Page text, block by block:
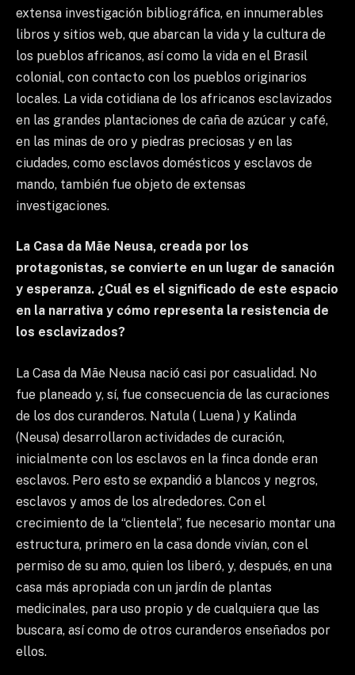
extensa investigación bibliográfica, en innumerables
libros y sitios web, que abarcan la vida y la cultura de
los pueblos africanos, así como la vida en el Brasil
colonial, con contacto con los pueblos originarios
locales. La vida cotidiana de los africanos esclavizados
en las grandes plantaciones de caña de azúcar y café,
en las minas de oro y piedras preciosas y en las
ciudades, como esclavos domésticos y esclavos de
mando, también fue objeto de extensas
investigaciones.
La Casa da Mãe Neusa, creada por los
protagonistas, se convierte en un lugar de sanación
y esperanza. ¿Cuál es el significado de este espacio
en la narrativa y cómo representa la resistencia de
los esclavizados?
La Casa da Mãe Neusa nació casi por casualidad. No
fue planeado y, sí, fue consecuencia de las curaciones
de los dos curanderos. Natula ( Luena ) y Kalinda
(Neusa) desarrollaron actividades de curación,
inicialmente con los esclavos en la finca donde eran
esclavos. Pero esto se expandió a blancos y negros,
esclavos y amos de los alrededores. Con el
crecimiento de la “clientela”, fue necesario montar una
estructura, primero en la casa donde vivían, con el
permiso de su amo, quien los liberó, y, después, en una
casa más apropiada con un jardín de plantas
medicinales, para uso propio y de cualquiera que las
buscara, así como de otros curanderos enseñados por
ellos.